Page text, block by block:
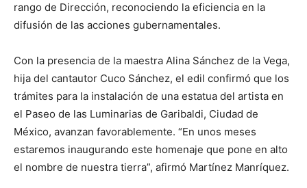
rango de Dirección, reconociendo la eficiencia en la
difusión de las acciones gubernamentales.
Con la presencia de la maestra Alina Sánchez de la Vega,
hija del cantautor Cuco Sánchez, el edil confirmó que los
trámites para la instalación de una estatua del artista en
el Paseo de las Luminarias de Garibaldi, Ciudad de
México, avanzan favorablemente. “En unos meses
estaremos inaugurando este homenaje que pone en alto
el nombre de nuestra tierra”, afirmó Martínez Manríquez.